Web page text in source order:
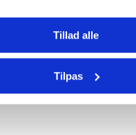
Tillad alle
Tilpas